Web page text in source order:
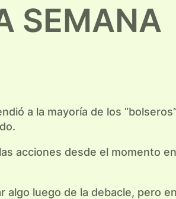
SEMANA
a la mayoría de los
acciones desde el momento
luego de la debacle, pero